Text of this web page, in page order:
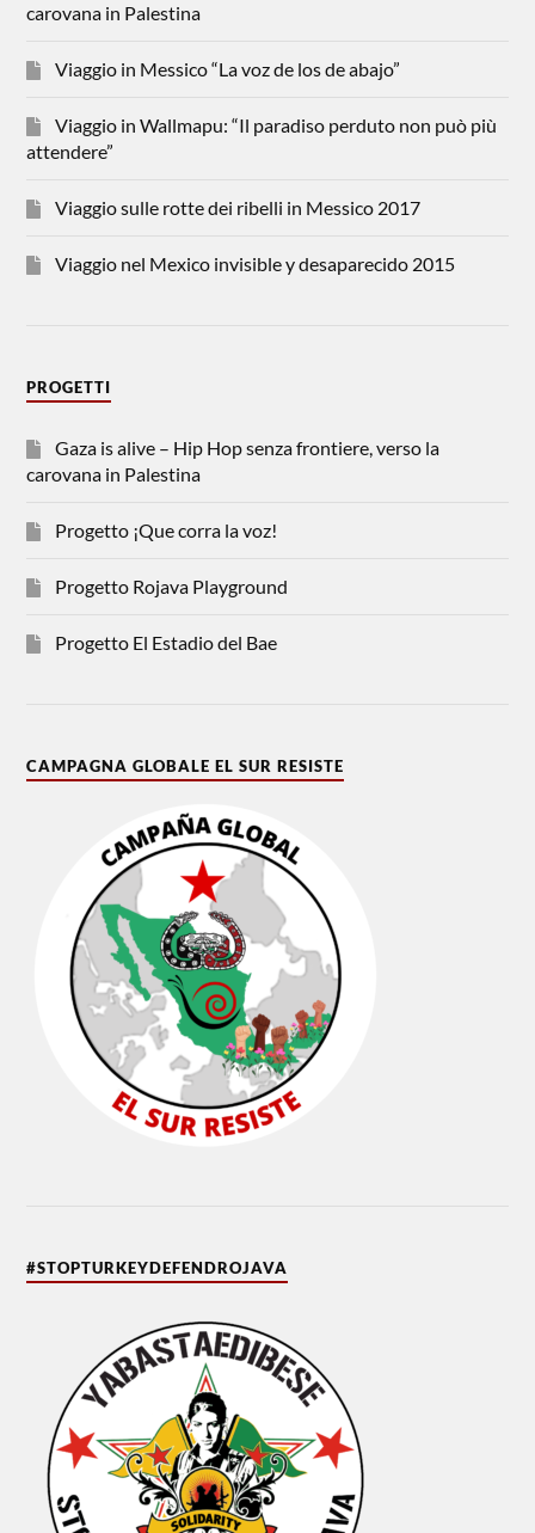
carovana in Palestina
Viaggio in Messico “La voz de los de abajo”
Viaggio in Wallmapu: “Il paradiso perduto non può più
attendere”
Viaggio sulle rotte dei ribelli in Messico 2017
Viaggio nel Mexico invisible y desaparecido 2015
PROGETTI
Gaza is alive – Hip Hop senza frontiere, verso la
carovana in Palestina
Progetto ¡Que corra la voz!
Progetto Rojava Playground
Progetto El Estadio del Bae
CAMPAGNA GLOBALE EL SUR RESISTE
#STOPTURKEYDEFENDROJAVA